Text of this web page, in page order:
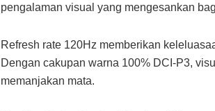
pengalaman visual yang mengesankan
Refresh rate 120Hz memberikan
Dengan cakupan warna 100% DCI-P3,
memanjakan mata.